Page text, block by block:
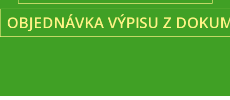
OBJEDNÁVKA VÝPISU Z